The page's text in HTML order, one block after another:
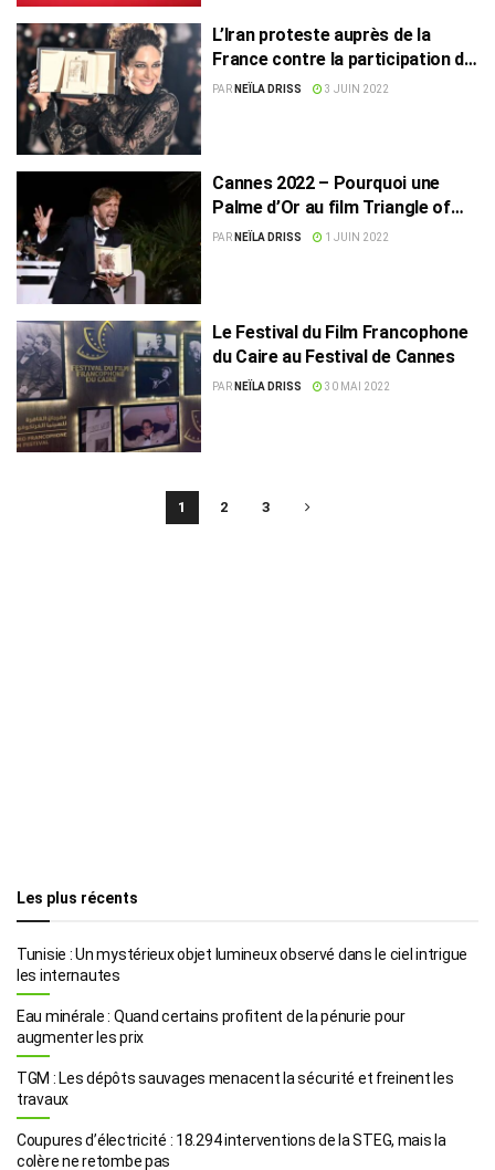
L’Iran proteste auprès de la
France contre la participation du
film « Les nuits de Mashhad » au
PAR NEÏLA DRISS 3 JUIN 2022
Cannes 2022 – Pourquoi une
Palme d’Or au film Triangle of
Sadness ?
PAR NEÏLA DRISS 1 JUIN 2022
Le Festival du Film Francophone
du Caire au Festival de Cannes
PAR NEÏLA DRISS 30 MAI 2022
1 2 3
Les plus récents
Tunisie : Un mystérieux objet lumineux observé dans le ciel intrigue
les internautes
Eau minérale : Quand certains profitent de la pénurie pour
augmenter les prix
TGM : Les dépôts sauvages menacent la sécurité et freinent les
travaux
Coupures d’électricité : 18.294 interventions de la STEG, mais la
colère ne retombe pas